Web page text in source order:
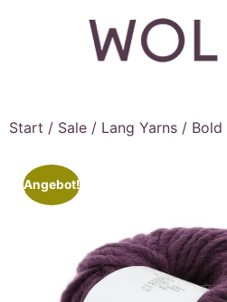
Start / Sale / Lang Yarns / Bold
Angebot!